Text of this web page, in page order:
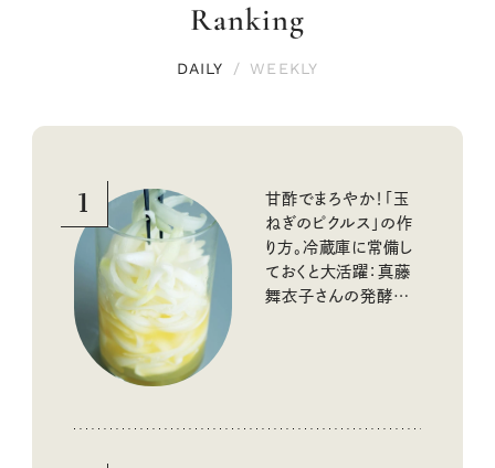
Ranking
DAILY / WEEKLY
1
甘酢でまろやか！「玉
ねぎのピクルス」の作
り方。冷蔵庫に常備し
ておくと大活躍：真藤
舞衣子さんの発酵と